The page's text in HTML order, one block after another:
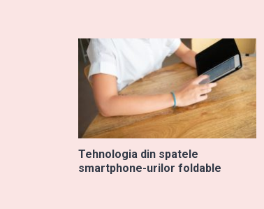
Tehnologia din spatele
smartphone-urilor foldable